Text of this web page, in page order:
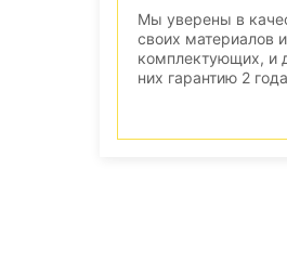
Мы уверены в
своих материалов и
комплектующих, и
них гарантию 2